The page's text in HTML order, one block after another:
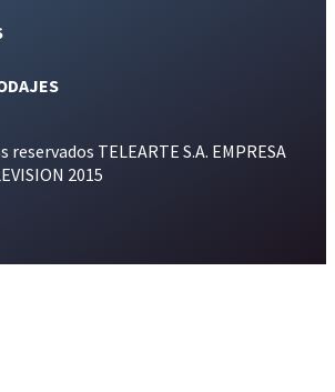
reservados TELEARTE S.A. EMPRESA
2015